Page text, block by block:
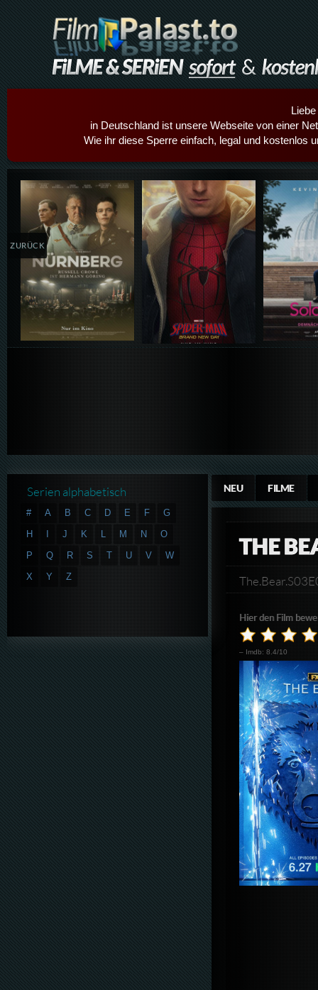
in Deutschland ist unsere Webseite von einer
Wie ihr diese Sperre einfach, legal und kostenlos
Details,Play Details,Play
ZURÜCK
NEU FILME
THE
Hier den Film
– Imdb: 8.4/10
Serien alphabetisch
# A B C D E F
G
H
I J K L M N
O
P
Q R S T U V
W
X
Y Z